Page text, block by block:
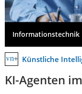
Informationstechnik
Künstliche
KI-Agenten